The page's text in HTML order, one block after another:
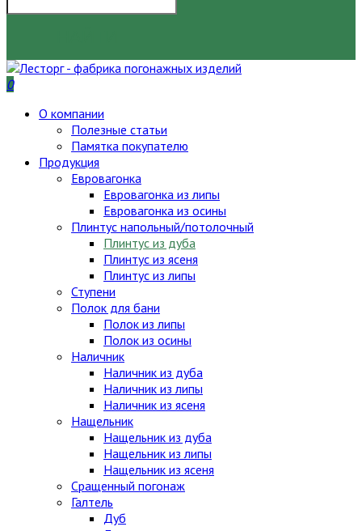
0
О компании
Полезные статьи
Памятка покупателю
Продукция
Евровагонка
Евровагонка из липы
Евровагонка из осины
Плинтус напольный/потолочный
Плинтус из дуба
Плинтус из ясеня
Плинтус из липы
Ступени
Полок для бани
Полок из липы
Полок из осины
Наличник
Наличник из дуба
Наличник из липы
Наличник из ясеня
Нащельник
Нащельник из дуба
Нащельник из липы
Нащельник из ясеня
Сращенный погонаж
Галтель
Дуб